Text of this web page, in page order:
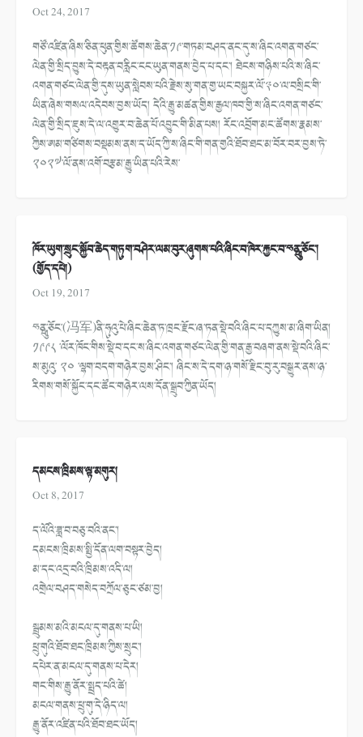
Oct 24, 2017
གཙོ་འཛིན་ཞིས་ཅིན་ཕུན་གྱིས་ཚོགས་ཆེན་༡༩་གཏམ་བཤད་ནང་དུ་ས་ཞིང་འགན་གཙང་
ལེན་གྱི་སྲིད་བྱུས་དེ་བརྟན་བརླིང་ངང་ཡུན་གནས་བྱེད་པ་དང་། ཐེངས་གཉིས་པའི་ས་ཞིང་
འགན་གཙང་ལེན་གྱི་དུས་ཡུན་སླེབས་པའི་རྗེས་སུ་གན་གྱ་ཡང་བསྐྱར་ལོ་༣༠་ལ་བསྲིང་གི་
ཡིན་ཞེས་གསལ་འདེབས་བྱས་ཡོད། དེའི་རྒྱུ་མཚན་གྱིས་རྒྱལ་ཁབ་གྱི་ས་ཞིང་འགན་གཙང་
ལེན་གྱི་སྲིད་ཇུས་དེ་ལ་འགྱུར་བ་ཆེན་པོ་འབྱུང་གི་མིན་པས། རོང་འབྲོག་མང་ཚོགས་རྣམས་
ཀྱིས་ཨམ་གཙིགས་བསྡམས་ནས་ད་ཡོད་ཀྱི་ས་ཞིང་གི་གན་གྱའི་ཐོབ་ཐང་མ་བོར་བར་བྱས་ཏེ་
༢༠༢༧་ལོ་ནས་འགོ་བརྩམ་རྒྱུ་ཡིན་པའི་རེས་
ཁོར་ཡུག་སྲུང་སྐྱོབ་ཆེད་གཏུག་བཤེར་ལམ་བུར་ཞུགས་པའི་ཞིང་བ་ཁེར་རྐྱང་བ་ཧྥུན་ཅོང་།
(གྱོད་དཔེ།)
Oct 19, 2017
ཧྥུན་ཅོང་(冯军)ནི་ཧུའུ་པེ་ཞིང་ཆེན་ཏ་ཁྲང་རྫོང་ཞ་ཏན་སྡེ་བའི་ཞིང་པ་དཀྱུས་མ་ཞིག་ཡིན།
༡༩༩༨ ་ལོར་ཁོང་གིས་སྡེ་བ་དང་ས་ཞིང་འགན་གཙང་ལེན་གྱི་གན་རྒྱ་བཞག་ནས་སྡེ་བའི་ཞིང་
ས་མུའུ་ ༢༠ ་ལྷག་བདག་གཉེར་བྱས་ཤིང་། ཞིང་ས་དེ་དག་ཉ་གསོ་རྫིང་བུ་རུ་བསྒྱུར་ནས་ཉ་
རིགས་གསོ་སྐྱོང་དང་ཚོང་གཉེར་ལས་དོན་སྒྲུབ་ཀྱིན་ཡོད།
དམངས་ཁྲིམས་ལྟ་མགུར།
Oct 8, 2017
ད་ལོའི་ཟླ་བ་བཅུ་བའི་ནང་།
དམངས་ཁྲིམས་སྤྱི་དོན་ལག་བསྟར་བྱེད།
མ་དང་འདྲ་བའི་ཁྲིམས་འདི་ལ།
འགྲེལ་བཤད་གསེད་བཀྲོལ་ཅུང་ཙམ་བྱ།
སྦྲུམས་མའི་མངལ་དུ་གནས་པ་ཡི།
ཕྲུ་གུའི་ཐོབ་ཐང་ཁྲིམས་ཀྱིས་སྲུང་།
དཔེར་ན་མངལ་དུ་གནས་པ་དེར།
གང་གིས་རྒྱུ་ནོར་སྤྲད་པའི་ཚེ།
མངལ་གནས་ཕྲུ་གུ་དེ་ཉིད་ལ།
རྒྱུ་ནོར་འཛིན་པའི་ཐོབ་ཐང་ཡོད།